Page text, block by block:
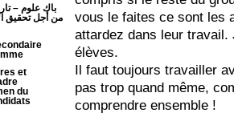
من أجل تحقيق
et
du
vous le faites ce sont les
attardez dans leur
élèves.
Il faut toujours travailler
pas trop quand même,
comprendre ensemble !